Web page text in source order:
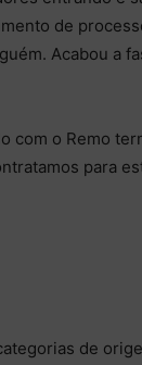
de
Acabou a
com o Remo
para
de